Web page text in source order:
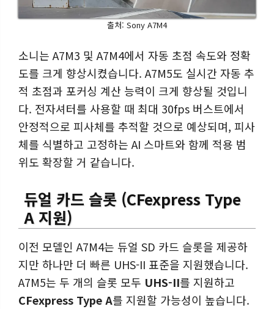
출처: Sony A7M4
소니는 A7M3 및 A7M4에서 자동 초점 속도와 정확
도를 크게 향상시켰습니다. A7M5도 실시간 자동 추
적 초점과 포커싱 계산 능력이 크게 향상될 것입니
다. 전자셔터를 사용할 때 최대 30fps 버스트에서
안정적으로 피사체를 추적할 것으로 예상되며, 피사
체를 식별하고 고정하는 AI 스마트와 함께 적용 범
위도 확장할 거 같습니다.
듀얼 카드 슬롯 (CFexpress Type
A 지원)
이전 모델인 A7M4는 듀얼 SD 카드 슬롯을 제공하
지만 하나만 더 빠른 UHS-II 표준을 지원했습니다.
A7M5는 두 개의 슬롯 모두 UHS-II를 지원하고
CFexpress Type A를 지원할 가능성이 높습니다.